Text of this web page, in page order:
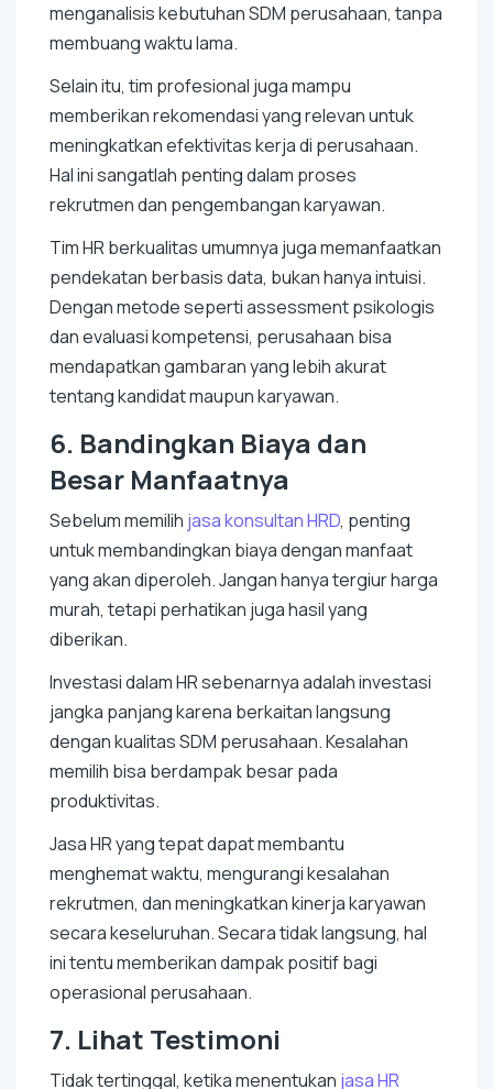
menganalisis kebutuhan SDM perusahaan, tanpa
membuang waktu lama.
Selain itu, tim profesional juga mampu
memberikan rekomendasi yang relevan untuk
meningkatkan efektivitas kerja di perusahaan.
Hal ini sangatlah penting dalam proses
rekrutmen dan pengembangan karyawan.
Tim HR berkualitas umumnya juga memanfaatkan
pendekatan berbasis data, bukan hanya intuisi.
Dengan metode sepertiassessmentpsikologis
dan evaluasi kompetensi, perusahaan bisa
mendapatkan gambaran yang lebih akurat
tentang kandidat maupun karyawan.
6. Bandingkan Biaya dan
Besar Manfaatnya
Sebelum memilih jasa konsultan HRD, penting
untuk membandingkan biaya dengan manfaat
yang akan diperoleh. Jangan hanya tergiur harga
murah, tetapi perhatikan juga hasil yang
diberikan.
Investasi dalam HR sebenarnya adalah investasi
jangka panjang karena berkaitan langsung
dengan kualitas SDM perusahaan. Kesalahan
memilih bisa berdampak besar pada
produktivitas.
Jasa HR yang tepat dapat membantu
menghemat waktu, mengurangi kesalahan
rekrutmen, dan meningkatkan kinerja karyawan
secara keseluruhan. Secara tidak langsung, hal
ini tentu memberikan dampak positif bagi
operasional perusahaan.
7. Lihat Testimoni
Tidak tertinggal, ketika menentukan jasa HR